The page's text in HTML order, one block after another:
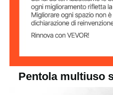
Materiale
dell'impugnatura
Pentola multiuso